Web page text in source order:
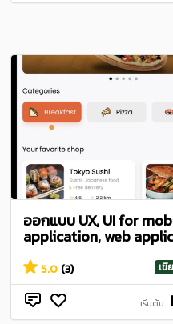
ออกแบบ UX, UI for
application, web
5.0 (3) เขี
เริ่มต้น